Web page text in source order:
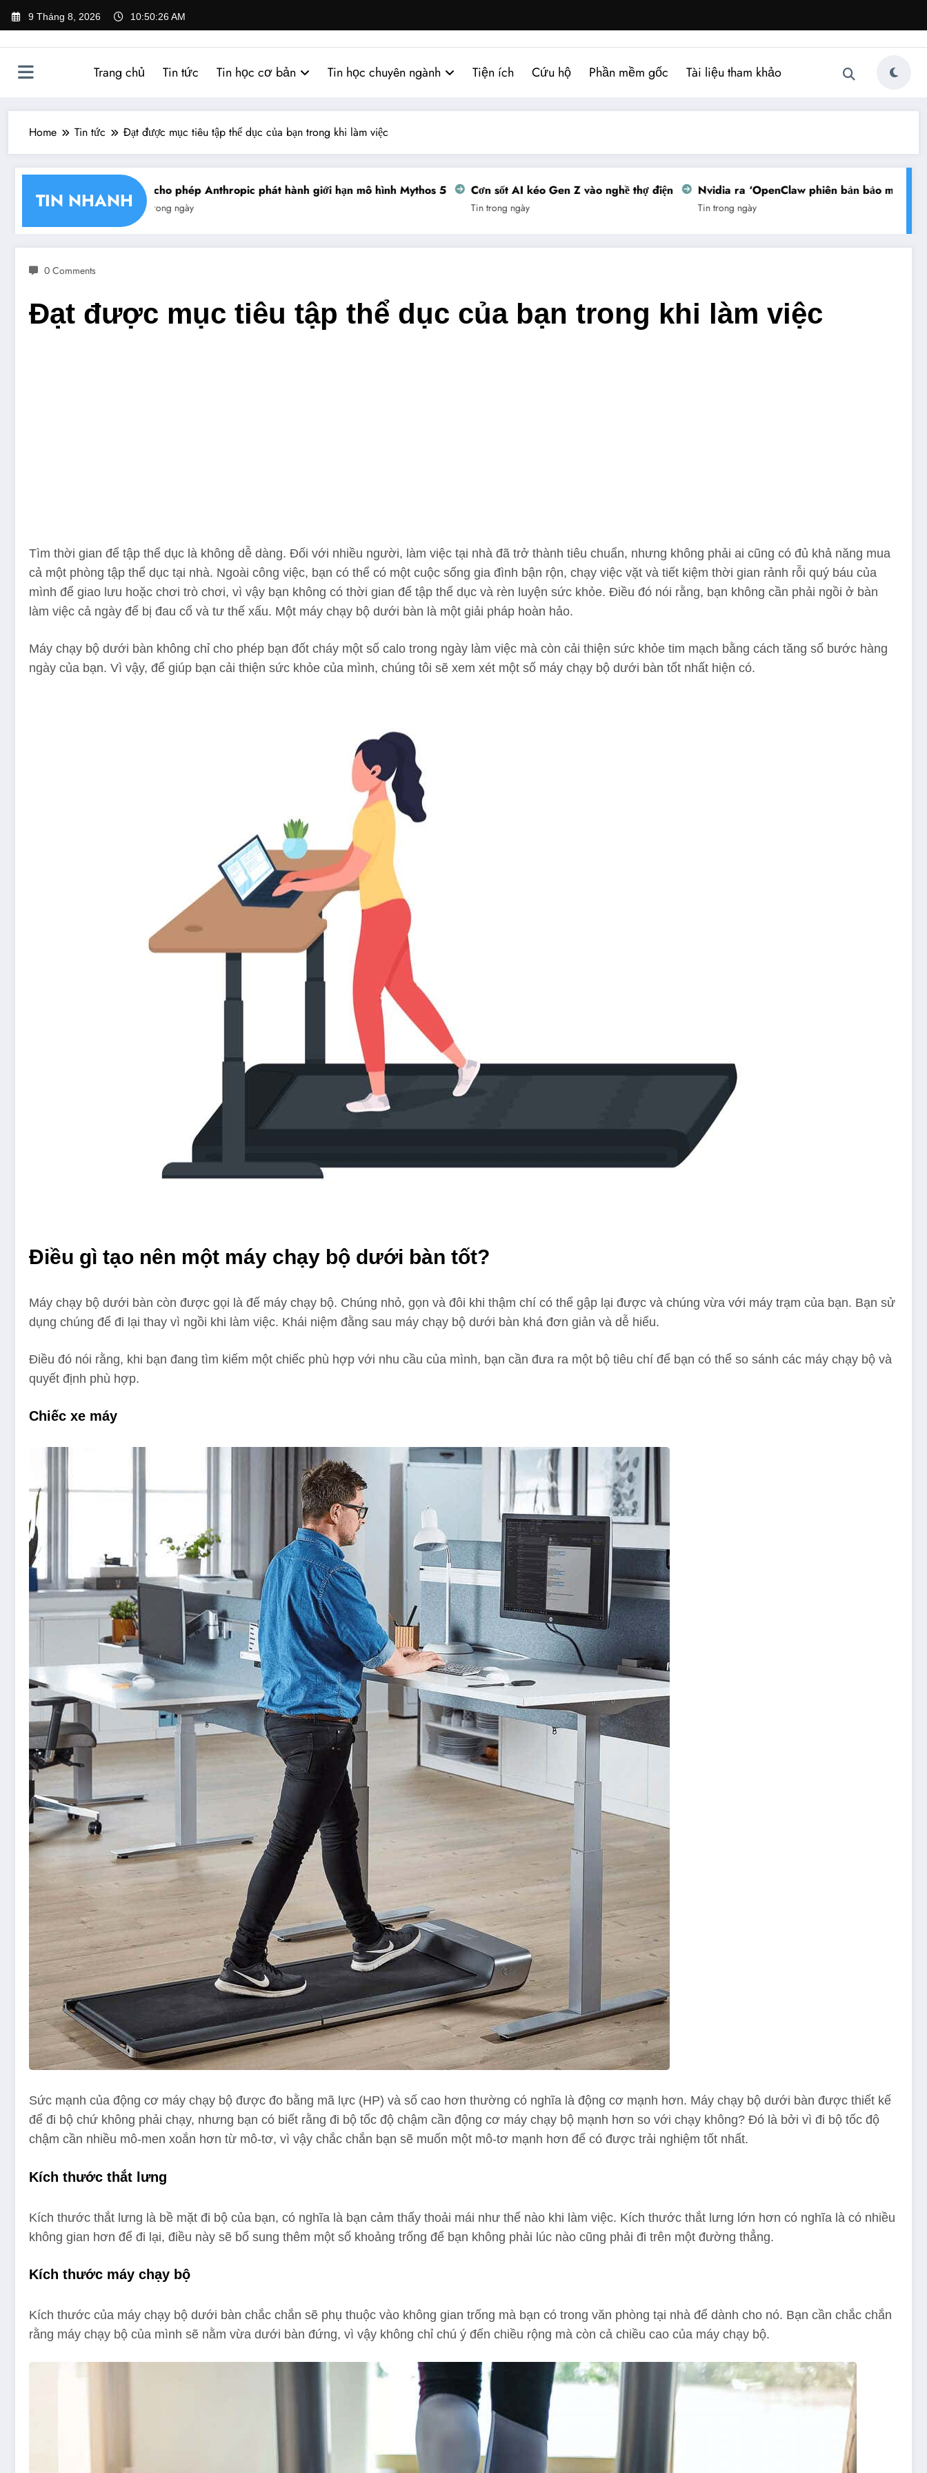
9 Tháng 8, 2026 10:50:27 AM
Trang chủ Tin tức Tin học cơ bản Tin học chuyên ngành Tiện ích Cứu hộ Phần mềm gốc Tài liệu tham khảo
Home Tin tức Đạt được mục tiêu tập thể dục của bạn trong khi làm việc
TIN NHANH
chữ ký số Mỹ cho phép Anthropic phát hành giới hạn mô hình Mythos 5
Tin trong ngày
Cơn sốt AI kéo Gen Z vào nghề thợ điện
Tin trong ngày
Nvidia ra ‘OpenClaw phiên bản bảo mật’
Tin trong ngày
0 Comments
Đạt được mục tiêu tập thể dục của bạn trong khi làm việc
Tìm thời gian để tập thể dục là không dễ dàng. Đối với nhiều người, làm việc tại nhà đã trở thành tiêu chuẩn, nhưng không phải ai cũng có đủ khả năng mua
cả một phòng tập thể dục tại nhà. Ngoài công việc, bạn có thể có một cuộc sống gia đình bận rộn, chạy việc vặt và tiết kiệm thời gian rảnh rỗi quý báu của
mình để giao lưu hoặc chơi trò chơi, vì vậy bạn không có thời gian để tập thể dục và rèn luyện sức khỏe. Điều đó nói rằng, bạn không cần phải ngồi ở bàn
làm việc cả ngày để bị đau cổ và tư thế xấu. Một máy chạy bộ dưới bàn là một giải pháp hoàn hảo.
Máy chạy bộ dưới bàn không chỉ cho phép bạn đốt cháy một số calo trong ngày làm việc mà còn cải thiện sức khỏe tim mạch bằng cách tăng số bước hàng
ngày của bạn. Vì vậy, để giúp bạn cải thiện sức khỏe của mình, chúng tôi sẽ xem xét một số máy chạy bộ dưới bàn tốt nhất hiện có.
Điều gì tạo nên một máy chạy bộ dưới bàn tốt?
Máy chạy bộ dưới bàn còn được gọi là đế máy chạy bộ. Chúng nhỏ, gọn và đôi khi thậm chí có thể gập lại được và chúng vừa với máy trạm của bạn. Bạn sử
dụng chúng để đi lại thay vì ngồi khi làm việc. Khái niệm đằng sau máy chạy bộ dưới bàn khá đơn giản và dễ hiểu.
Điều đó nói rằng, khi bạn đang tìm kiếm một chiếc phù hợp với nhu cầu của mình, bạn cần đưa ra một bộ tiêu chí để bạn có thể so sánh các máy chạy bộ và
quyết định phù hợp.
Chiếc xe máy
Sức mạnh của động cơ máy chạy bộ được đo bằng mã lực (HP) và số cao hơn thường có nghĩa là động cơ mạnh hơn. Máy chạy bộ dưới bàn được thiết kế
để đi bộ chứ không phải chạy, nhưng bạn có biết rằng đi bộ tốc độ chậm cần động cơ máy chạy bộ mạnh hơn so với chạy không? Đó là bởi vì đi bộ tốc độ
chậm cần nhiều mô-men xoắn hơn từ mô-tơ, vì vậy chắc chắn bạn sẽ muốn một mô-tơ mạnh hơn để có được trải nghiệm tốt nhất.
Kích thước thắt lưng
Kích thước thắt lưng là bề mặt đi bộ của bạn, có nghĩa là bạn cảm thấy thoải mái như thế nào khi làm việc. Kích thước thắt lưng lớn hơn có nghĩa là có nhiều
không gian hơn để đi lại, điều này sẽ bổ sung thêm một số khoảng trống để bạn không phải lúc nào cũng phải đi trên một đường thẳng.
Kích thước máy chạy bộ
Kích thước của máy chạy bộ dưới bàn chắc chắn sẽ phụ thuộc vào không gian trống mà bạn có trong văn phòng tại nhà để dành cho nó. Bạn cần chắc chắn
rằng máy chạy bộ của mình sẽ nằm vừa dưới bàn đứng, vì vậy không chỉ chú ý đến chiều rộng mà còn cả chiều cao của máy chạy bộ.